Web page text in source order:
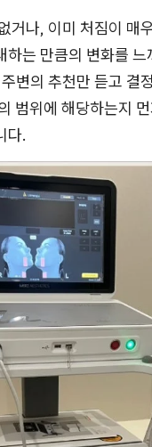
거나, 이미 처짐이 매
하는 만큼의 변화를 느
변의 추천만 듣고 결
범위에 해당하는지
다.